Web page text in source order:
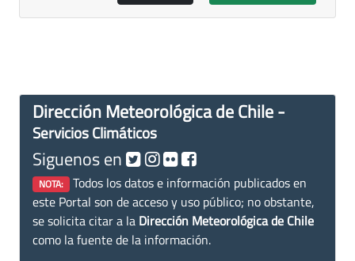
Dirección Meteorológica de Chile -
Servicios Climáticos
Siguenos en
NOTA: Todos los datos e información publicados en
este Portal son de acceso y uso público; no obstante,
se solicita citar a la Dirección Meteorológica de Chile
como la fuente de la información.